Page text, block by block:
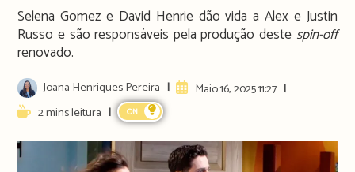
Selena Gomez e David Henrie dão vida a Alex e Justin
Russo e são responsáveis pela produção deste spin-off
renovado.
Post
author:
Joana Henriques Pereira
ArtigoMaio 16, 2025 11:27
Reading2 mins leitura ON